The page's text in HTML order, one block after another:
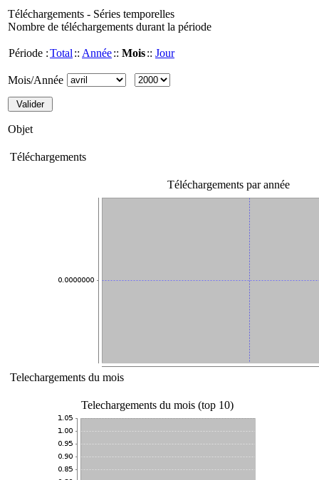
Téléchargements - Séries temporelles
Nombre de téléchargements durant la période
Période :Total :: Année:: Mois:: Jour
Mois/Année
Objet
Téléchargements
Téléchargements par année
Telechargements du mois
Telechargements du mois (top 10)